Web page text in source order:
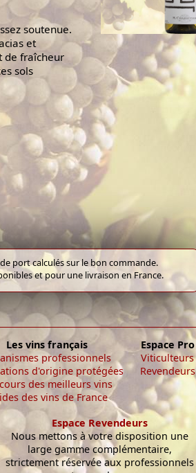
soutenue.
et
de fraîcheur
sols
port calculés sur le bon commande.
et pour une livraison en France.
Les vins français
professionnels
d'origine protégées
des meilleurs vins
des vins de France
Espace Pro
Viticulteurs
Revendeurs
Espace Revendeurs
Nous mettons à votre disposition une
large gamme complémentaire,
strictement réservée aux professionnels